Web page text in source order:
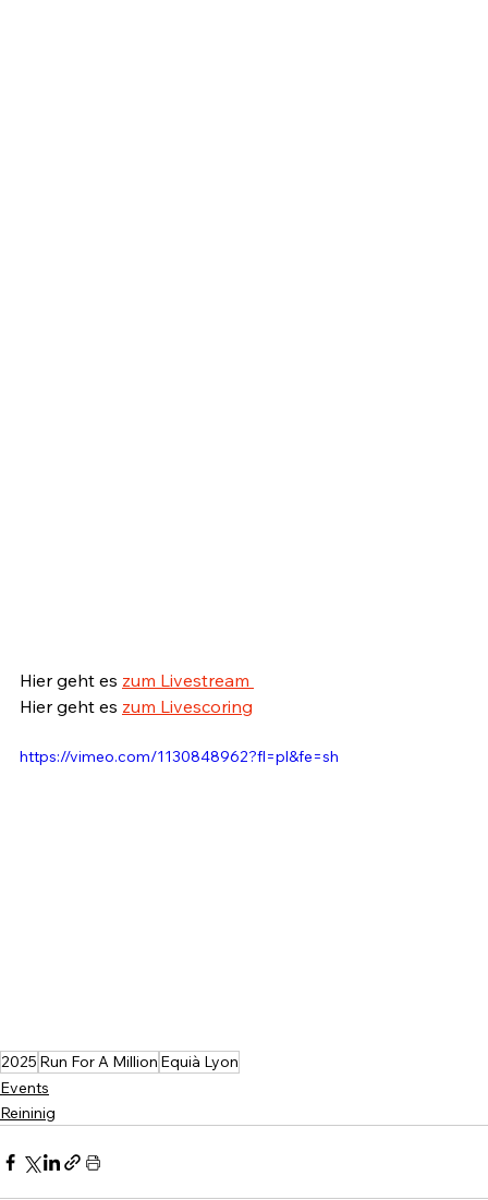
Hier geht es zum Livestream
Hier geht es zum Livescoring
https://vimeo.com/1130848962?fl=pl&fe=sh
2025 Run For A Million Equià Lyon
Events
Reininig